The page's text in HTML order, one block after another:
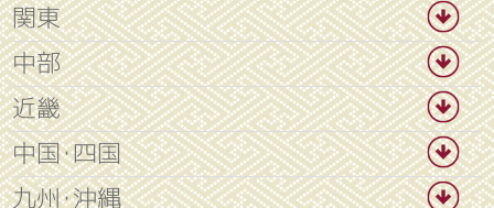
関東
中部
近畿
中国・四国
九州・沖縄